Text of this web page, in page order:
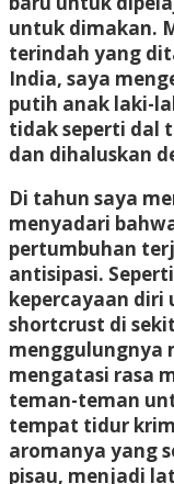
untuk dimakan.
terindah yang
India, saya
putih anak laki-
tidak seperti dal
dan dihaluskan
Di tahun saya
menyadari
pertumbuhan
antisipasi.
kepercayaan diri
shortcrust di
menggulungnya
mengatasi rasa
teman-teman
tempat tidur
aromanya yang
pisau, menjadi